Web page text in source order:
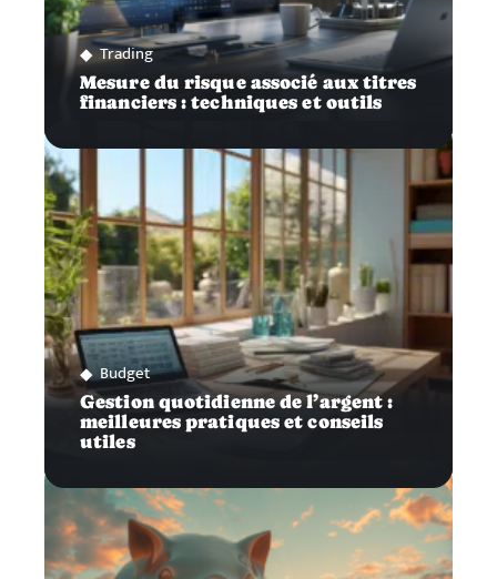
Trading
Mesure du risque associé aux titres
financiers : techniques et outils
Budget
Gestion quotidienne de l’argent :
meilleures pratiques et conseils
utiles